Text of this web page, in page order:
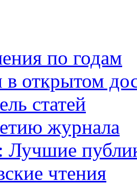
по годам
в открытом
статей
журнала
Лучшие
чтения